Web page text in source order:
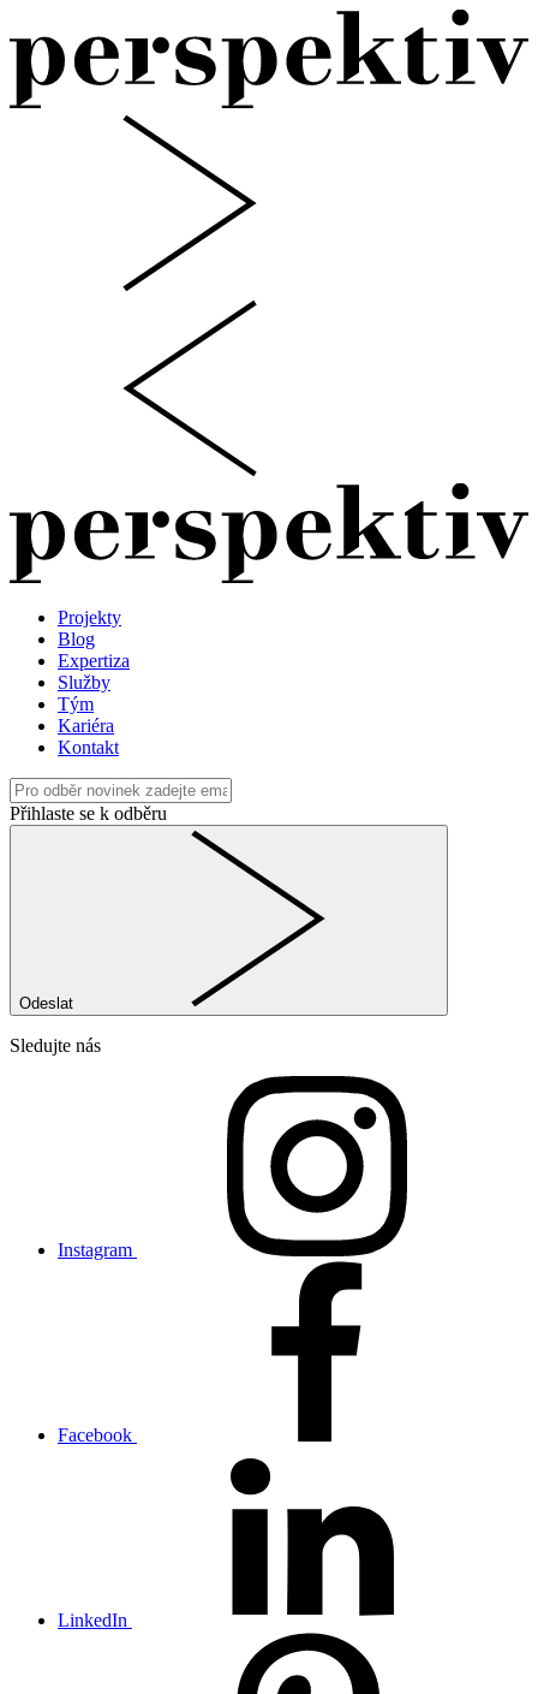
Projekty
Blog
Expertiza
Služby
Tým
Kariéra
Kontakt
Přihlaste se k odběru
Odeslat
Sledujte nás
Instagram
Facebook
LinkedIn